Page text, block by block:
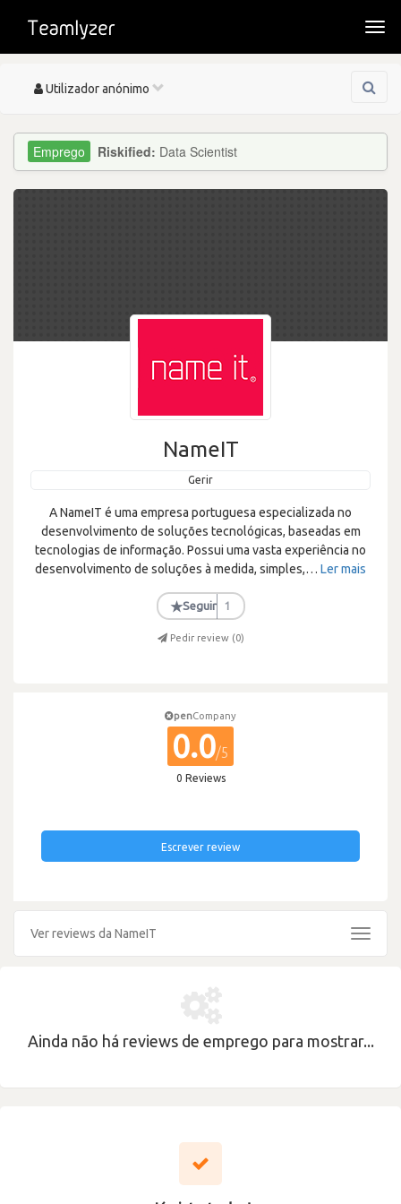
Toggle
Utilizador anónimo
Riskified: Data Scientist
NameIT
Gerir
A NameIT é uma empresa portuguesa especializada no
desenvolvimento de soluções tecnológicas, baseadas em
tecnologias de informação. Possui uma vasta experiência no
desenvolvimento de soluções à medida, simples,… Ler mais
★Seguir 1
Pedir review (0)
penCompany
0.0/5
0 Reviews
Escrever review
Ver reviews da NameIT
Toggle
Ainda não há reviews de emprego para mostrar...